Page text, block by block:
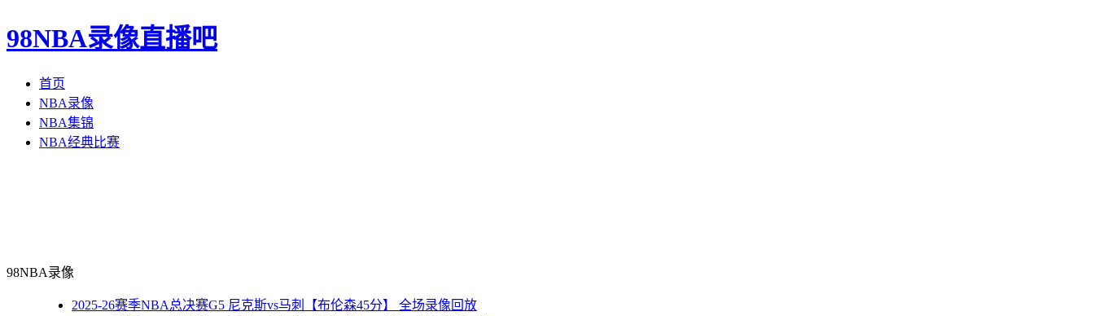
98NBA录像直播吧
首页
NBA录像
NBA集锦
NBA经典比赛
98NBA录像
2025-26赛季NBA总决赛G5 尼克斯vs马刺【布伦森45分】 全场录像回放